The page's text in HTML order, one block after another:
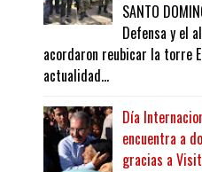
SANTO
Defensa y el
acordaron reubicar la torre
actualidad...
Día
encuentra a
gracias a